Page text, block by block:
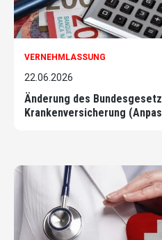
VERNEHMLASSUNG
22.06.2026
Änderung des
Krankenversicherung